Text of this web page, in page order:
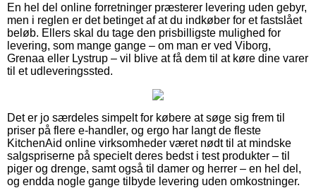
En hel del online forretninger præsterer levering uden gebyr,
men i reglen er det betinget af at du indkøber for et fastslået
beløb. Ellers skal du tage den prisbilligste mulighed for
levering, som mange gange – om man er ved Viborg,
Grenaa eller Lystrup – vil blive at få dem til at køre dine varer
til et udleveringssted.
Det er jo særdeles simpelt for købere at søge sig frem til
priser på flere e-handler, og ergo har langt de fleste
KitchenAid online virksomheder været nødt til at mindske
salgspriserne på specielt deres bedst i test produkter – til
piger og drenge, samt også til damer og herrer – en hel del,
og endda nogle gange tilbyde levering uden omkostninger.